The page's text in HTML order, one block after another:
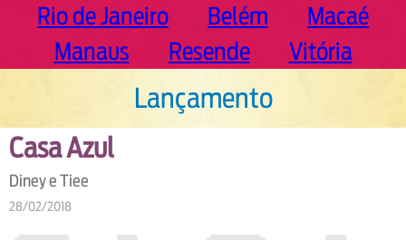
Rio de Janeiro Belém
Macaé
Manaus
Resende Vitória
Lançamento
Casa Azul
Diney e Tiee
28/02/2018